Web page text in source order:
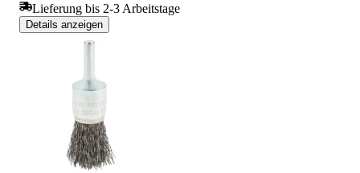
Lieferung bis 2-3 Arbeitstage
Details anzeigen